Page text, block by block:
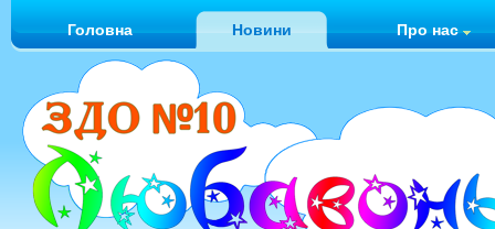
Головна Новини Про нас